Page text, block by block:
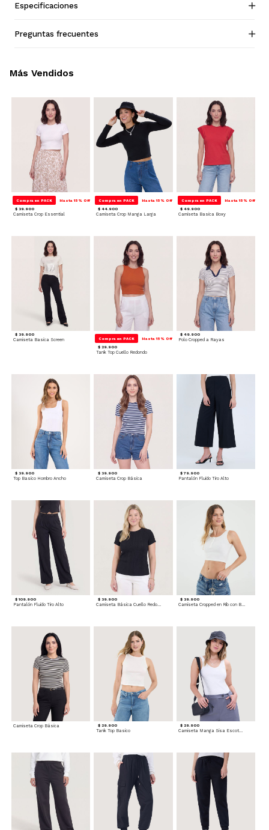
Especificaciones
Preguntas frecuentes
Compra en PACK Hasta 15% Off
$ 39.900
Camiseta Crop Essential
Compra en PACK Hasta 15% Off
$ 44.900
Camiseta Crop Manga Larga
Compra en PACK Hasta 15% Off
$ 49.900
Camiseta Basica Boxy
$ 39.900
Camiseta Basica Screen Compra en PACK Hasta 15% Off
$ 29.900
Tank Top Cuello Redondo
$ 49.900
Polo Cropped a Rayas
$ 39.900
Top Basico Hombro Ancho
$ 39.900
Camiseta Crop Básica
$ 79.900
Pantalón Fluido Tiro Alto
$ 109.900
Pantalón Fluido Tiro Alto
$ 39.900
Camiseta Básica Cuello Redondo
$ 39.900
Camiseta Crop Básica $ 29.900
Tank Top Basico
$ 29.900
Más Vendidos